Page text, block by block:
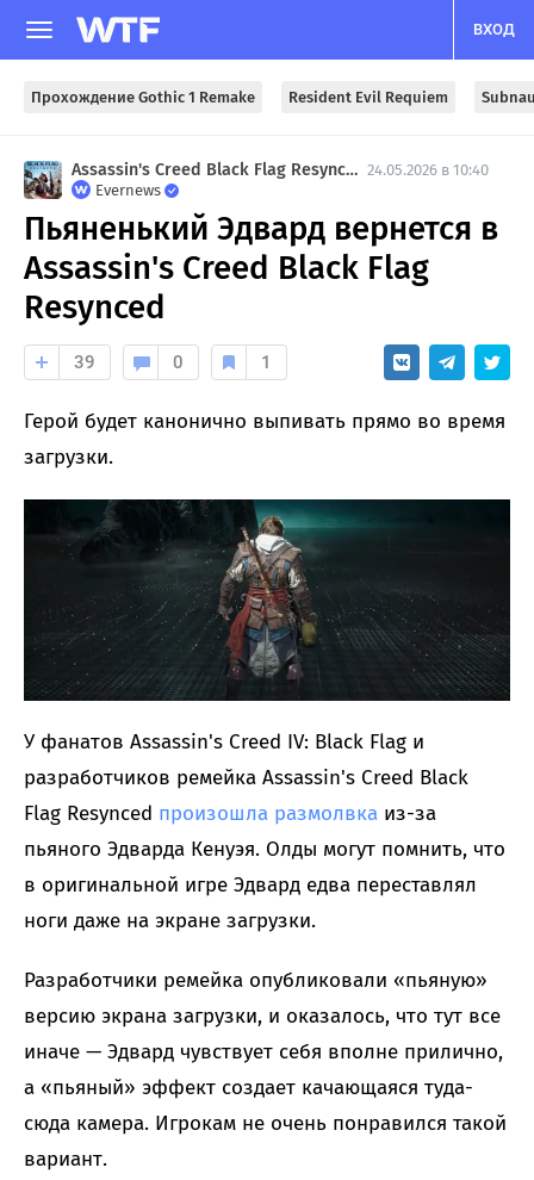
ВХОД
Прохождение Gothic 1 Remake Resident Evil Requiem
Assassin's Creed Black Flag Resynced 24.05.2026 в 10:40
Evernews
Пьяненький Эдвард вернется в
Assassin's Creed Black Flag
Resynced
39 0 1
Герой будет канонично выпивать прямо во время
загрузки.
У фанатов Assassin's Creed IV: Black Flag и
разработчиков ремейка Assassin's Creed Black
Flag Resynced произошла размолвка из-за
пьяного Эдварда Кенуэя. Олды могут помнить, что
в оригинальной игре Эдвард едва переставлял
ноги даже на экране загрузки.
Разработчики ремейка опубликовали «пьяную»
версию экрана загрузки, и оказалось, что тут все
иначе — Эдвард чувствует себя вполне прилично,
а «пьяный» эффект создает качающаяся туда-
сюда камера. Игрокам не очень понравился такой
вариант.